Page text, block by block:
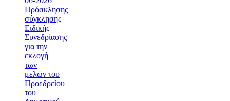
Πρόσκλησης
σύγκλησης
Ειδικής
Συνεδρίασης
για την
εκλογή
των
μελών του
Προεδρείου
του